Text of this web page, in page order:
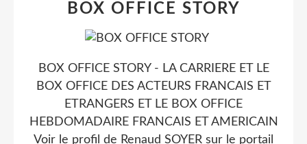
BOX OFFICE STORY
BOX OFFICE STORY - LA CARRIERE ET LE
BOX OFFICE DES ACTEURS FRANCAIS ET
ETRANGERS ET LE BOX OFFICE
HEBDOMADAIRE FRANCAIS ET AMERICAIN
Voir le profil de Renaud SOYER sur le portail